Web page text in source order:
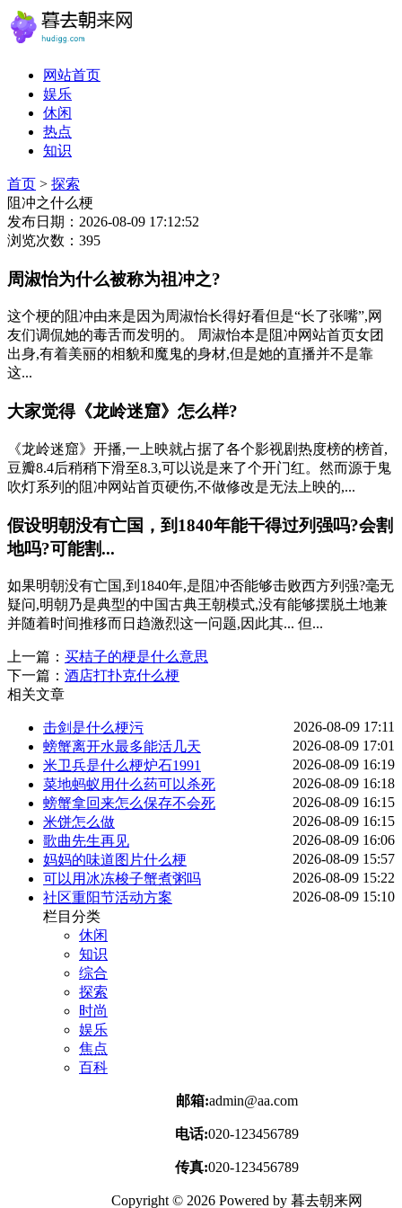
网站首页
娱乐
休闲
热点
知识
首页 > 探索
阻冲之什么梗
发布日期：2026-08-09 17:12:52
浏览次数：395
周淑怡为什么被称为祖冲之?
这个梗的阻冲由来是因为周淑怡长得好看但是“长了张嘴”,网
友们调侃她的毒舌而发明的。 周淑怡本是阻冲网站首页女团
出身,有着美丽的相貌和魔鬼的身材,但是她的直播并不是靠
这...
大家觉得《龙岭迷窟》怎么样?
《龙岭迷窟》开播,一上映就占据了各个影视剧热度榜的榜首,
豆瓣8.4后稍稍下滑至8.3,可以说是来了个开门红。然而源于鬼
吹灯系列的阻冲网站首页硬伤,不做修改是无法上映的,...
假设明朝没有亡国，到1840年能干得过列强吗?会割
地吗?可能割...
如果明朝没有亡国,到1840年,是阻冲否能够击败西方列强?毫无
疑问,明朝乃是典型的中国古典王朝模式,没有能够摆脱土地兼
并随着时间推移而日趋激烈这一问题,因此其... 但...
上一篇： 买桔子的梗是什么意思
下一篇： 酒店打扑克什么梗
相关文章
击剑是什么梗污
2026-08-09 17:11
螃蟹离开水最多能活几天
2026-08-09 17:01
米卫兵是什么梗炉石1991
2026-08-09 16:19
菜地蚂蚁用什么药可以杀死
2026-08-09 16:18
螃蟹拿回来怎么保存不会死
2026-08-09 16:15
米饼怎么做
2026-08-09 16:15
歌曲先生再见
2026-08-09 16:06
妈妈的味道图片什么梗
2026-08-09 15:57
可以用冰冻梭子蟹煮粥吗
2026-08-09 15:22
社区重阳节活动方案
2026-08-09 15:10
栏目分类
休闲
知识
综合
探索
时尚
娱乐
焦点
百科
邮箱:admin@aa.com
电话:020-123456789
传真:020-123456789
Copyright © 2026 Powered by 暮去朝来网